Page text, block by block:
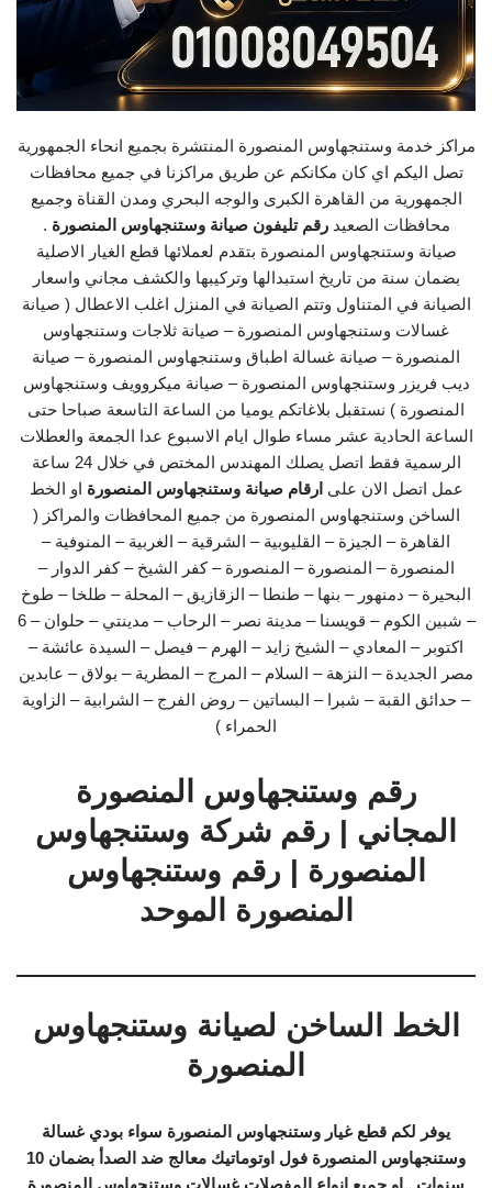
مراكز خدمة وستنجهاوس المنصورة المنتشرة بجميع انحاء الجمهورية
تصل اليكم اي كان مكانكم عن طريق مراكزنا في جميع محافظات
الجمهورية من القاهرة الكبرى والوجه البحري ومدن القناة وجميع
محافظات الصعيد رقم تليفون صيانة وستنجهاوس المنصورة .
صيانة وستنجهاوس المنصورة بتقدم لعملائها قطع الغيار الاصلية
بضمان سنة من تاريخ استبدالها وتركيبها والكشف مجاني واسعار
الصيانة في المتناول وتتم الصيانة في المنزل اغلب الاعطال ( صيانة
غسالات وستنجهاوس المنصورة – صيانة ثلاجات وستنجهاوس
المنصورة – صيانة غسالة اطباق وستنجهاوس المنصورة – صيانة
ديب فريزر وستنجهاوس المنصورة – صيانة ميكروويف وستنجهاوس
المنصورة ) نستقبل بلاغاتكم يوميا من الساعة التاسعة صباحا حتى
الساعة الحادية عشر مساء طوال ايام الاسبوع عدا الجمعة والعطلات
الرسمية فقط اتصل يصلك المهندس المختص في خلال 24 ساعة
عمل اتصل الان على ارقام صيانة وستنجهاوس المنصورة او الخط
الساخن وستنجهاوس المنصورة من جميع المحافظات والمراكز (
القاهرة – الجيزة – القليوبية – الشرقية – الغربية – المنوفية –
المنصورة – المنصورة – المنصورة – كفر الشيخ – كفر الدوار –
البحيرة – دمنهور – بنها – طنطا – الزقازيق – المحلة – طلخا – طوخ
– شبين الكوم – قويسنا – مدينة نصر – الرحاب – مدينتي – حلوان – 6
اكتوبر – المعادي – الشيخ زايد – الهرم – فيصل – السيدة عائشة –
مصر الجديدة – النزهة – السلام – المرج – المطرية – بولاق – عابدين
– حدائق القبة – شبرا – البساتين – روض الفرج – الشرابية – الزاوية
الحمراء )
رقم وستنجهاوس المنصورة
المجاني | رقم شركة وستنجهاوس
المنصورة | رقم وستنجهاوس
المنصورة الموحد
الخط الساخن لصيانة وستنجهاوس
المنصورة
يوفر لكم قطع غيار وستنجهاوس المنصورة سواء بودي غسالة
وستنجهاوس المنصورة فول اوتوماتيك معالج ضد الصدأ بضمان 10
سنوات . او جميع انواع المفصلات غسالات وستنجهاوس المنصورة